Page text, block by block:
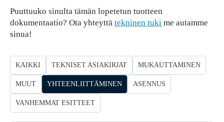
Puuttuuko sinulta tämän lopetetun tuotteen
dokumentaatio? Ota yhteyttä tekninen tuki me autamme
sinua!
KAIKKI TEKNISET ASIAKIRJAT MUKAUTTAMINEN
MUUT YHTEENLIITTÄMINEN ASENNUS
VANHEMMAT ESITTEET